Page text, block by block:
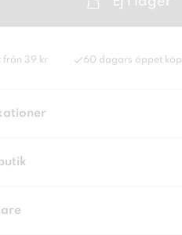
från 39 kr 60 dagars öppet köp